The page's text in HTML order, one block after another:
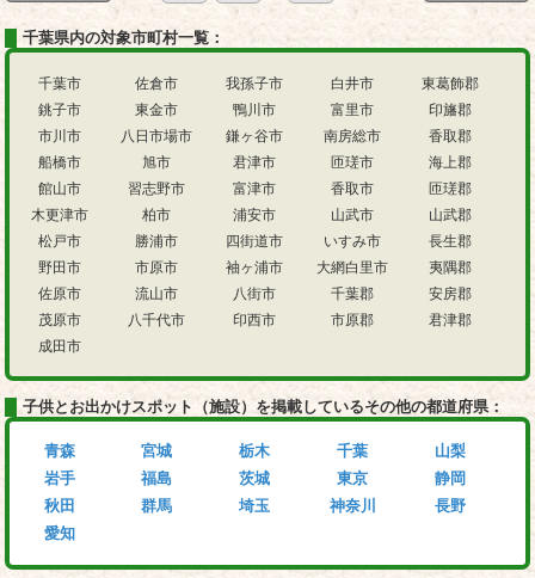
千葉県内の対象市町村一覧：
千葉市
銚子市
市川市
船橋市
館山市
木更津市
松戸市
野田市
佐原市
茂原市
成田市
佐倉市
東金市
八日市場市
旭市
習志野市
柏市
勝浦市
市原市
流山市
八千代市
我孫子市
鴨川市
鎌ヶ谷市
君津市
富津市
浦安市
四街道市
袖ヶ浦市
八街市
印西市
白井市
富里市
南房総市
匝瑳市
香取市
山武市
いすみ市
大網白里市
千葉郡
市原郡
東葛飾郡
印旛郡
香取郡
海上郡
匝瑳郡
山武郡
長生郡
夷隅郡
安房郡
君津郡
子供とお出かけスポット（施設）を掲載しているその他の都道府県：
青森
岩手
秋田
愛知
宮城
福島
群馬
栃木
茨城
埼玉
千葉
東京
神奈川
山梨
静岡
長野